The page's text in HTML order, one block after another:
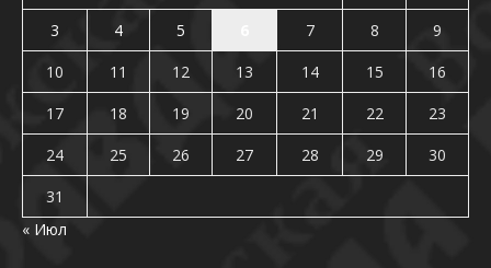
3
4 5 7 8
9
10
11 12 13 14 15
16
17
18 19 20 21 22
23
24
25 26 27 28 29
30
31
« Июл